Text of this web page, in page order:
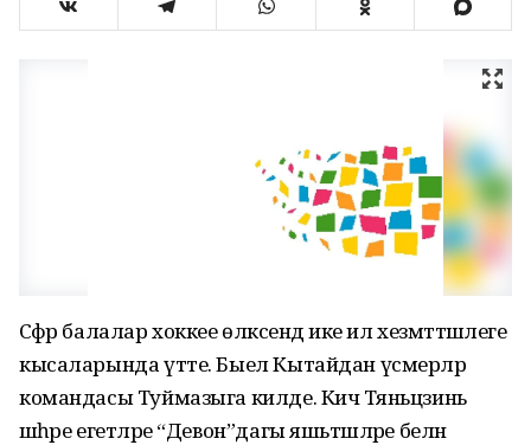
Сәфәр балалар хоккее өлкәсендә ике ил хезмәттәшлеге
кысаларында үтте. Быел Кытайдан үсмерләр
командасы Туймазыга килде. Кичә Тяньцзинь
шәһәре егетләре “Девон”дагы яшьтәшләре белән